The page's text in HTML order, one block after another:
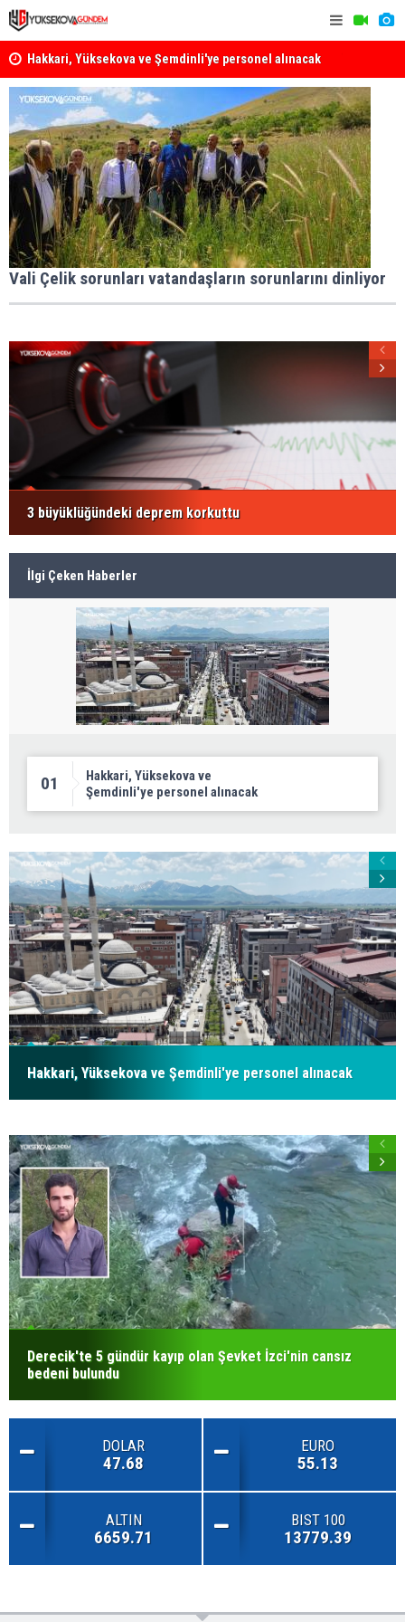
Hakkari, Yüksekova ve Şemdinli'ye personel alınacak
Çağrısı
Vali Çelik sorunları vatandaşların sorunlarını dinliyor
3 büyüklüğündeki deprem korkuttu
İlgi Çeken Haberler
01
Hakkari, Yüksekova ve
Şemdinli'ye personel alınacak
Hakkari, Yüksekova ve Şemdinli'ye personel alınacak
Derecik'te 5 gündür kayıp olan Şevket İzci'nin cansız
bedeni bulundu
DOLAR
47.68
EURO
55.13
ALTIN
6659.71
BIST 100
13779.39